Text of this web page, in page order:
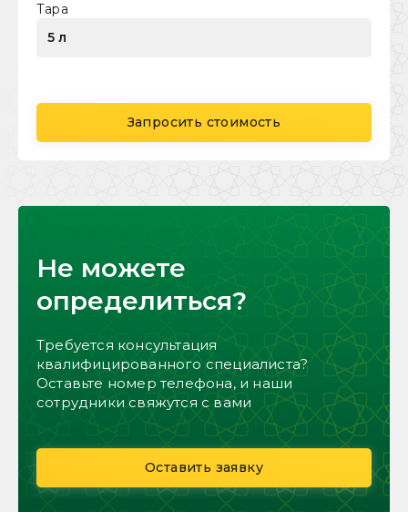
Тара
5 л
Запросить стоимость
Не можете
определиться?
Требуется консультация
квалифицированного специалиста?
Оставьте номер телефона, и наши
сотрудники свяжутся с вами
Оставить заявку